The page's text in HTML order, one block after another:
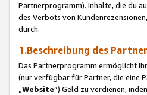
Partnerprogramm). Inhalte, die du
des Verbots von
durch.
1.Beschreibung des
Das Partnerprogramm ermöglicht
(nur verfügbar für Partner, die eine
Website“) Geld zu verdienen,